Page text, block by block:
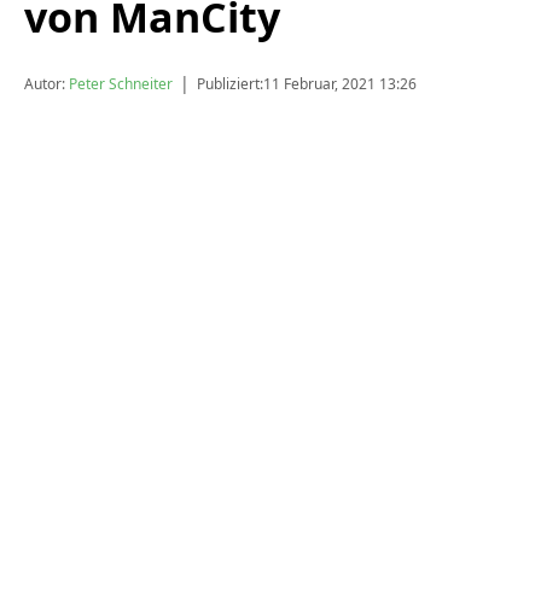
von ManCity
Autor: Peter Schneiter | Publiziert:11 Februar, 2021 13:26